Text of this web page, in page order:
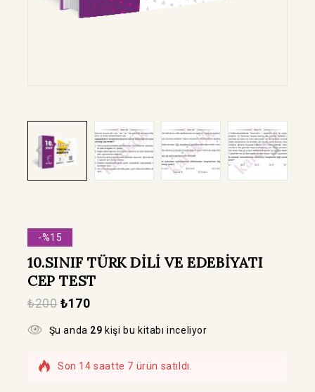
-%15
10.SINIF TÜRK DİLİ VE EDEBİYATI
CEP TEST
₺200 ₺170
Şu anda 29 kişi bu kitabı inceliyor
Son 14 saatte 7 ürün satıldı.